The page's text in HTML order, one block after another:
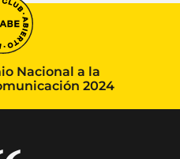
Nacional a la
2024